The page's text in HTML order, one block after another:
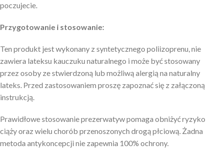
poczujecie.
Przygotowanie i stosowanie:
Ten produkt jest wykonany z syntetycznego poliizoprenu, nie
zawiera lateksu kauczuku naturalnego i może być stosowany
przez osoby ze stwierdzoną lub możliwą alergią na naturalny
lateks. Przed zastosowaniem proszę zapoznać się z załączoną
instrukcją.
Prawidłowe stosowanie prezerwatyw pomaga obniżyć ryzyko
ciąży oraz wielu chorób przenoszonych drogą płciową. Żadna
metoda antykoncepcji nie zapewnia 100% ochrony.